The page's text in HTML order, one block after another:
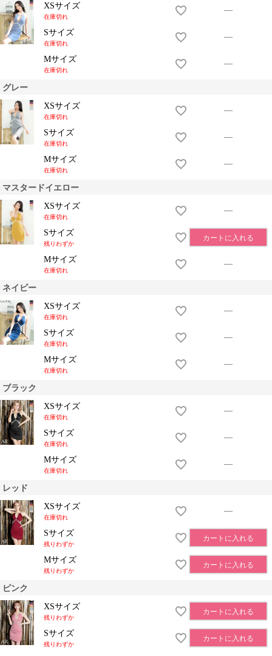
XSサイズ
在庫切れ
—
Sサイズ
在庫切れ
—
Mサイズ
在庫切れ
—
グレー
XSサイズ
在庫切れ
—
Sサイズ
在庫切れ
—
Mサイズ
在庫切れ
—
マスタードイエロー
XSサイズ
在庫切れ
—
Sサイズ
残りわずか
カートに入れる
Mサイズ
在庫切れ
—
ネイビー
XSサイズ
在庫切れ
—
Sサイズ
在庫切れ
—
Mサイズ
在庫切れ
—
ブラック
XSサイズ
在庫切れ
—
Sサイズ
在庫切れ
—
Mサイズ
在庫切れ
—
レッド
XSサイズ
在庫切れ
—
Sサイズ
残りわずか
カートに入れる
Mサイズ
残りわずか
カートに入れる
ピンク
XSサイズ
残りわずか
カートに入れる
Sサイズ
残りわずか
カートに入れる